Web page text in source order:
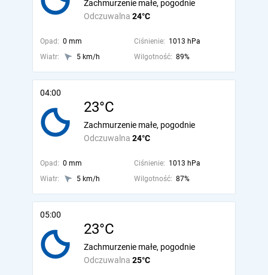
Odczuwalna 24°C
Zachmurzenie małe, pogodnie
Opad: 0 mm Ciśnienie: 1013 hPa
Wiatr:
5 km/h Wilgotność: 89%
04:00
23°C
Odczuwalna 24°C
Zachmurzenie małe, pogodnie
Opad: 0 mm Ciśnienie: 1013 hPa
Wiatr:
5 km/h Wilgotność: 87%
05:00
23°C
Odczuwalna 25°C
Zachmurzenie małe, pogodnie